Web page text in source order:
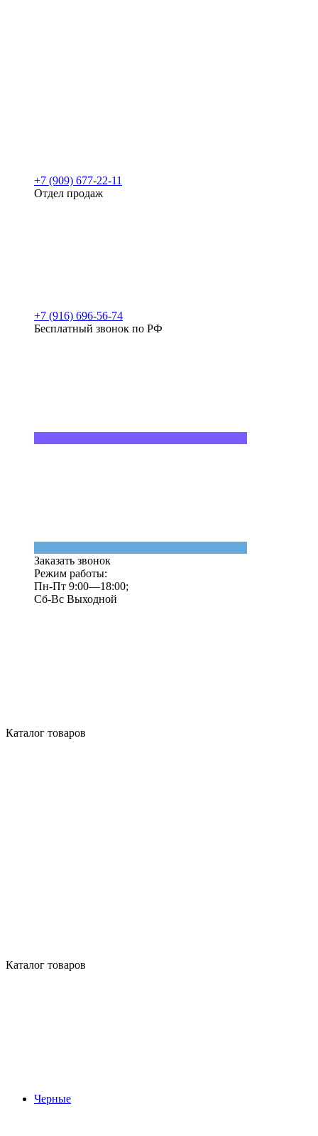
+7 (909) 677-22-11
Отдел продаж
+7 (916) 696-56-74
Бесплатный звонок по РФ
Заказать звонок
Режим работы:
Пн-Пт 9:00—18:00;
Сб-Вс Выходной
Каталог товаров
Каталог товаров
Черные